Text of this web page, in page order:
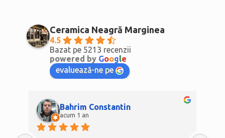
Ceramica Neagră Marginea
4.5
Bazat pe 5213 recenzii
powered by Google
evaluează-ne pe
Bahrim Constantin
acum 1 an